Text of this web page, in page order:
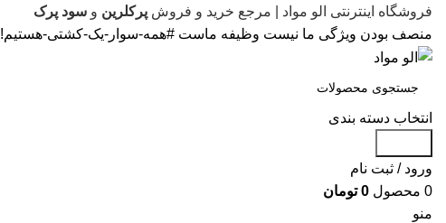
فروشگاه اینترنتی الو مواد | مرجع خرید و فروش پرکلرین و سود پرک
منصف بودن ویژگی ما نیست وظیفه ماست #همه-سوار-یک-کشتی-هستیم!
انتخاب دسته بندی
ورود / ثبت نام
0 محصول 0 تومان
منو